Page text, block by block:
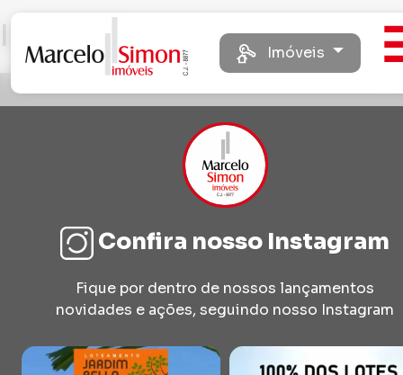
Imóveis
Ipanema
Confira nosso Instagram
Fique por dentro de nossos lançamentos
novidades e ações, seguindo nosso Instagram